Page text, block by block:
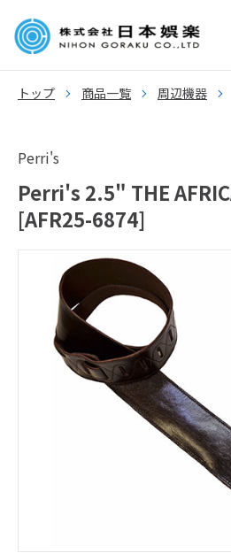
トップ 商品一覧 周辺機器
Perri's
Perri's 2.5" THE
[AFR25-6874]